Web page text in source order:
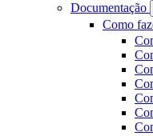
Documentação
Como